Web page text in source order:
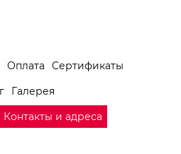
Оплата
Сертификаты
Галерея
Контакты и адреса